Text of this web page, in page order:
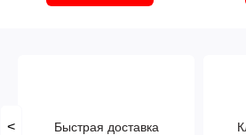
< Быстрая доставка